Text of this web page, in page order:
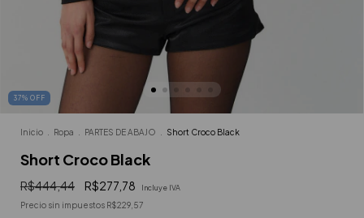
37% OFF
Inicio Ropa PARTES DE ABAJO Short Croco Black
Short Croco Black
R$444,44 R$277,78 Incluye IVA
Precio sin impuestos R$229,57